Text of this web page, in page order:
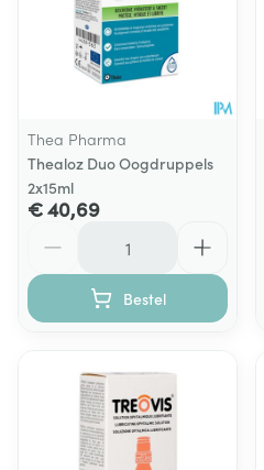
Thea Pharma
Thealoz Duo Oogdruppels
2x15ml
€ 40,69
Bestel